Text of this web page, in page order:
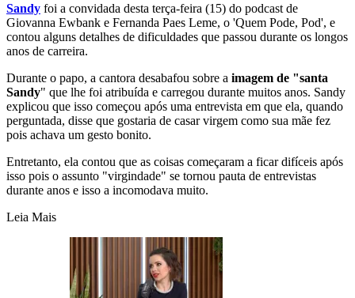
Sandy foi a convidada desta terça-feira (15) do podcast de
Giovanna Ewbank e Fernanda Paes Leme, o 'Quem Pode, Pod', e
contou alguns detalhes de dificuldades que passou durante os longos
anos de carreira.
Durante o papo, a cantora desabafou sobre a imagem de "santa
Sandy" que lhe foi atribuída e carregou durante muitos anos. Sandy
explicou que isso começou após uma entrevista em que ela, quando
perguntada, disse que gostaria de casar virgem como sua mãe fez
pois achava um gesto bonito.
Entretanto, ela contou que as coisas começaram a ficar difíceis após
isso pois o assunto "virgindade" se tornou pauta de entrevistas
durante anos e isso a incomodava muito.
Leia Mais